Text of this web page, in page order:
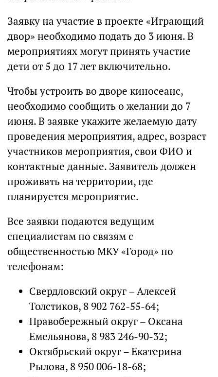
Заявку на участие в проекте «Играющий
двор» необходимо подать до 3 июня. В
мероприятиях могут принять участие
дети от 5 до 17 лет включительно.
Чтобы устроить во дворе киносеанс,
необходимо сообщить о желании до 7
июня. В заявке укажите желаемую дату
проведения мероприятия, адрес, возраст
участников мероприятия, свои ФИО и
контактные данные. Заявитель должен
проживать на территории, где
планируется мероприятие.
Все заявки подаются ведущим
специалистам по связям с
общественностью МКУ «Город» по
телефонам:
Свердловский округ – Алексей
Толстиков, 8 902 762-55-64;
Правобережный округ – Оксана
Емельянова, 8 983 246-90-32;
Октябрьский округ – Екатерина
Рылова, 8 950 006-18-68;